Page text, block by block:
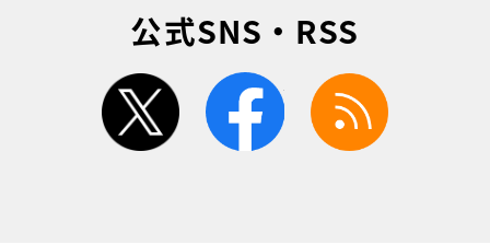
公式SNS・RSS
twitter facebook